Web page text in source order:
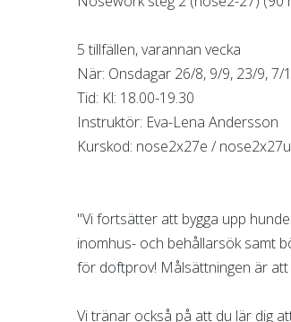
5 tillfällen, varannan vecka
När: Onsdagar 26/8, 9/9, 23/9, 7/
Tid: Kl: 18.00-19.30
Instruktör: Eva-Lena Andersson
Kurskod: nose2x27e / nose2x27u
"Vi fortsätter att bygga upp
inomhus- och behållarsök samt
för doftprov! Målsättningen är
Vi tränar också på att du lär dig